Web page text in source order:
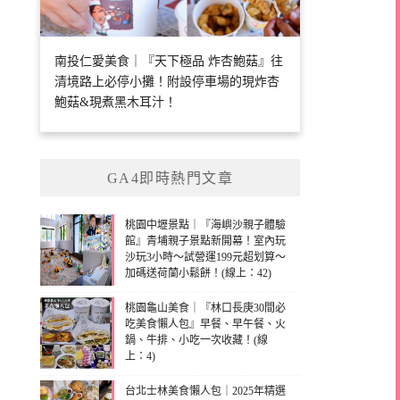
南投仁愛美食｜『天下極品 炸杏鮑菇』往
清境路上必停小攤！附設停車場的現炸杏
鮑菇&現煮黑木耳汁！
GA4即時熱門文章
桃園中壢景點｜『海嶼沙親子體驗
館』青埔親子景點新開幕！室內玩
沙玩3小時～試營運199元超划算～
加碼送荷蘭小鬆餅！(線上：42)
桃園龜山美食｜『林口長庚30間必
吃美食懶人包』早餐、早午餐、火
鍋、牛排、小吃一次收藏！(線
上：4)
台北士林美食懶人包｜2025年精選